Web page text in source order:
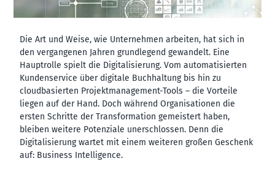
Die Art und Weise, wie Unternehmen arbeiten, hat sich in
den vergangenen Jahren grundlegend gewandelt. Eine
Hauptrolle spielt die Digitalisierung. Vom automatisierten
Kundenservice über digitale Buchhaltung bis hin zu
cloudbasierten Projektmanagement-Tools – die Vorteile
liegen auf der Hand. Doch während Organisationen die
ersten Schritte der Transformation gemeistert haben,
bleiben weitere Potenziale unerschlossen. Denn die
Digitalisierung wartet mit einem weiteren großen Geschenk
auf: Business Intelligence.